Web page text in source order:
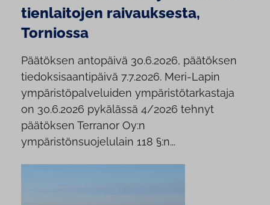
tienlaitojen raivauksesta,
Torniossa
Päätöksen antopäivä 30.6.2026, päätöksen
tiedoksisaantipäivä 7.7.2026. Meri-Lapin
ympäristöpalveluiden ympäristötarkastaja
on 30.6.2026 pykälässä 4/2026 tehnyt
päätöksen Terranor Oy:n
ympäristönsuojelulain 118 §:n...